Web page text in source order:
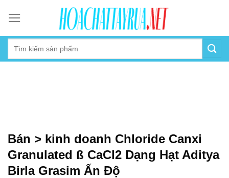
content
Bán > kinh doanh Chloride Canxi
Granulated ß CaCl2 Dạng Hạt Aditya
Birla Grasim Ấn Độ